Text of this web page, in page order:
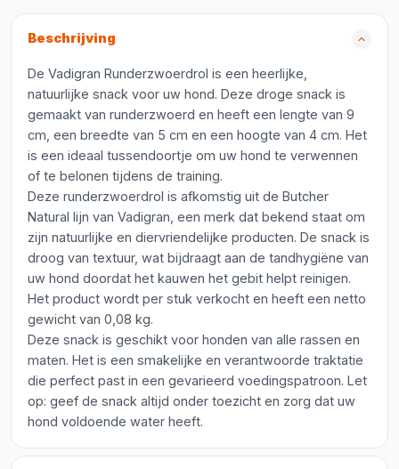
Beschrijving
De Vadigran Runderzwoerdrol is een heerlijke,
natuurlijke snack voor uw hond. Deze droge snack is
gemaakt van runderzwoerd en heeft een lengte van 9
cm, een breedte van 5 cm en een hoogte van 4 cm. Het
is een ideaal tussendoortje om uw hond te verwennen
of te belonen tijdens de training.
Deze runderzwoerdrol is afkomstig uit de Butcher
Natural lijn van Vadigran, een merk dat bekend staat om
zijn natuurlijke en diervriendelijke producten. De snack is
droog van textuur, wat bijdraagt aan de tandhygiëne van
uw hond doordat het kauwen het gebit helpt reinigen.
Het product wordt per stuk verkocht en heeft een netto
gewicht van 0,08 kg.
Deze snack is geschikt voor honden van alle rassen en
maten. Het is een smakelijke en verantwoorde traktatie
die perfect past in een gevarieerd voedingspatroon. Let
op: geef de snack altijd onder toezicht en zorg dat uw
hond voldoende water heeft.